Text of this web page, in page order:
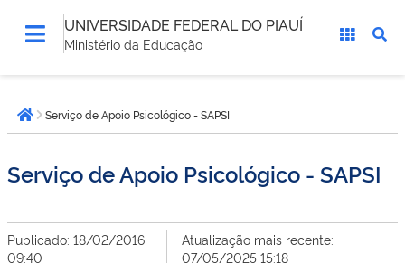
UNIVERSIDADE FEDERAL DO PIAUÍ
Ministério da Educação
está
aqui:Página inicial
Serviço de Apoio Psicológico - SAPSI
Serviço de Apoio Psicológico - SAPSI
Publicado: 18/02/2016
09:40
Atualização mais recente:
07/05/2025 15:18